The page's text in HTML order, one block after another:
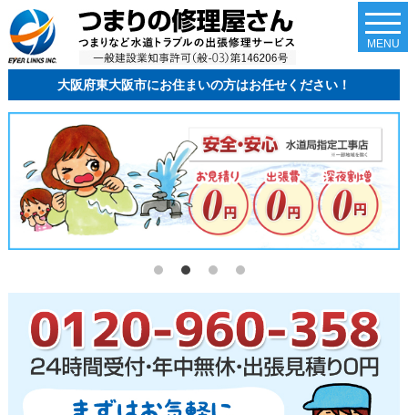
大阪府東大阪市にお住まいの方はお任せください！
MENU